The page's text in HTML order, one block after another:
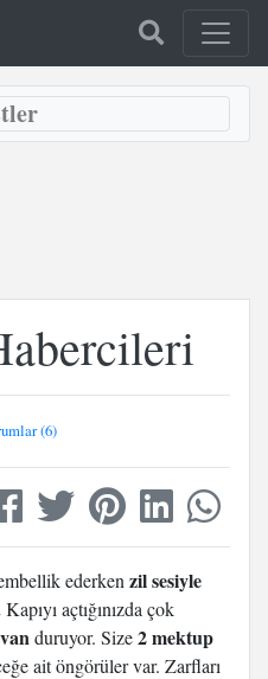
(6)
ederken zil sesiyle
Kapıyı açtığınızda çok
duruyor. Size2 mektup
ait öngörüler var. Zarfları